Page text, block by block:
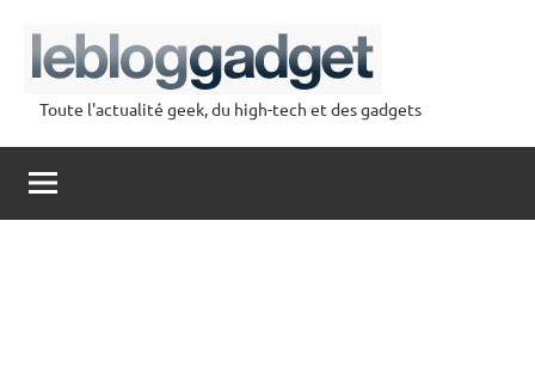
contenu
lebloggadget
Toute l'actualité geek, du high-tech et des gadgets